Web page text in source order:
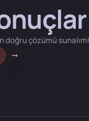
doğru çözümü sunalım!